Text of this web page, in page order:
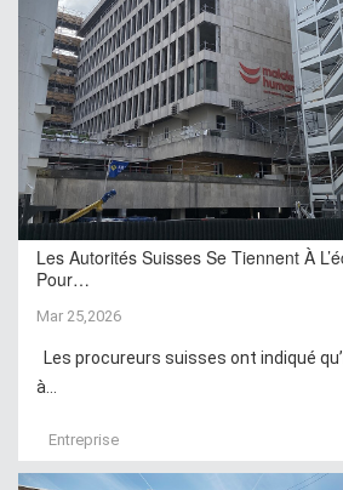
Les Autorités Suisses Se Tiennent À
Pour…
Mar 25,2026
Les procureurs suisses ont indiqué
à...
Entreprise